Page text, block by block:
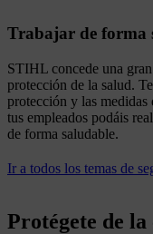
Trabajar de forma
STIHL concede una
protección de la salud.
protección y las medidas
tus empleados podáis
de forma saludable.
Ir a todos los temas de
Protégete de la